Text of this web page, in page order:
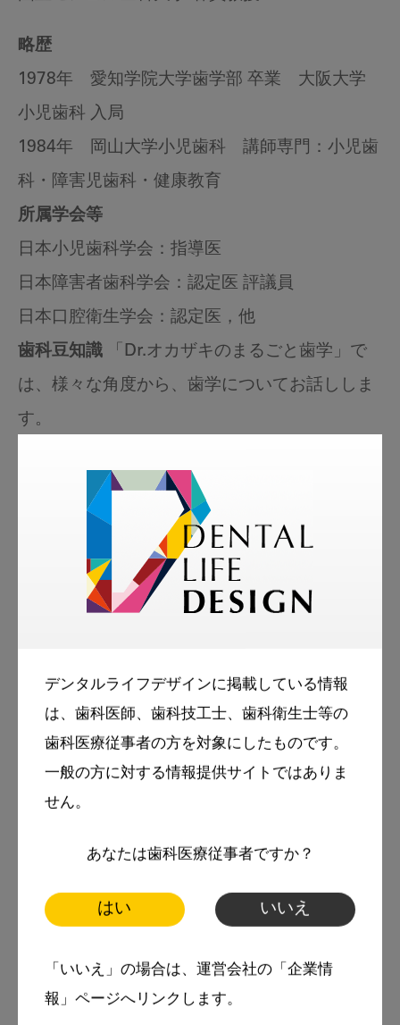
デンタルライフデザインに掲載している情報
は、歯科医師、歯科技工士、歯科衛生士等の
歯科医療従事者の方を対象にしたものです。
一般の方に対する情報提供サイトではありま
せん。
あなたは歯科医療従事者ですか？
はい いいえ
「いいえ」の場合は、運営会社の「企業情
報」ページへリンクします。
略歴
1978年 愛知学院大学歯学部 卒業 大阪大学
小児歯科 入局
1984年 岡山大学小児歯科 講師専門：小児歯
科・障害児歯科・健康教育
所属学会等
日本小児歯科学会：指導医
日本障害者歯科学会：認定医 評議員
日本口腔衛生学会：認定医，他
歯科豆知識 「Dr.オカザキのまるごと歯学」で
は、様々な角度から、歯学についてお話ししま
す。
係、治療の組立て、食べることと命について。
知っているようで知らなかった、歯に関する目
からウロコのコラムです！
岡崎先生の記事のバックナンバー：
okazaki/
tags スマイル＋アーカイブ
咬合の変化